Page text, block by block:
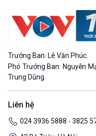
Trưởng Ban: Lê Văn Phúc.
Phó Trưởng Ban: Nguyễn
Trung Dũng.
Liên hệ
024 3936 5888 - 3825